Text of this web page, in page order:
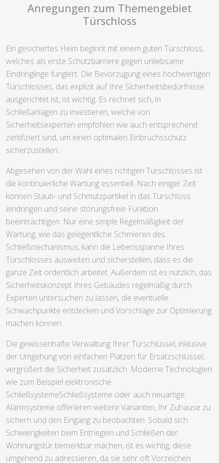
Anregungen zum Themengebiet
Türschloss
Ein gesichertes Heim beginnt mit einem guten Türschloss,
welches als erste Schutzbarriere gegen unliebsame
Eindringlinge fungiert. Die Bevorzugung eines hochwertigen
Türschlosses, das explizit auf Ihre Sicherheitsbedürfnisse
ausgerichtet ist, ist wichtig. Es rechnet sich, in
Schließanlagen zu investieren, welche von
Sicherheitsexperten empfohlen wie auch entsprechend
zertifiziert sind, um einen optimalen Einbruchsschutz
sicherzustellen.
Abgesehen von der Wahl eines richtigen Türschlosses ist
die kontinuierliche Wartung essentiell. Nach einiger Zeit
können Staub- und Schmutzpartikel in das Türschloss
eindringen und seine störungsfreie Funktion
beeinträchtigen. Nur eine simple Regelmäßigkeit der
Wartung, wie das gelegentliche Schmieren des
Schließmechanismus, kann die Lebensspanne Ihres
Türschlosses ausweiten und sicherstellen, dass es die
ganze Zeit ordentlich arbeitet. Außerdem ist es nützlich, das
Sicherheitskonzept Ihres Gebäudes regelmäßig durch
Experten untersuchen zu lassen, die eventuelle
Schwachpunkte entdecken und Vorschläge zur Optimierung
machen können.
Die gewissenhafte Verwaltung Ihrer Türschlüssel, inklusive
der Umgehung von einfachen Plätzen für Ersatzschlüssel,
vergrößert die Sicherheit zusätzlich. Moderne Technologien
wie zum Beispiel elektronische
SchließsystemeSchließsysteme oder auch neuartige
Alarmsysteme offerieren weitere Varianten, Ihr Zuhause zu
sichern und den Eingang zu beobachten. Sobald sich
Schwierigkeiten beim Entriegeln und Schließen der
Wohnungstür bemerkbar machen, ist es wichtig, diese
umgehend zu adressieren, da sie sehr oft Vorzeichen